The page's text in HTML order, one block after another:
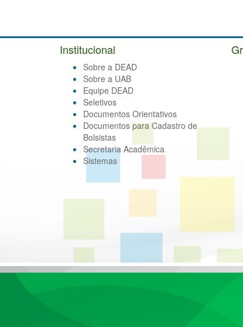
Institucional
Sobre a DEAD
Sobre a UAB
Equipe DEAD
Seletivos
Documentos Orientativos
Documentos para Cadastro de
Bolsistas
Secretaria Acadêmica
Sistemas